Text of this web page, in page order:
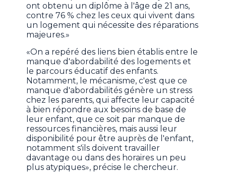
ont obtenu un diplôme à l'âge de 21 ans,
contre 76 % chez les ceux qui vivent dans
un logement qui nécessite des réparations
majeures.»
«On a repéré des liens bien établis entre le
manque d'abordabilité des logements et
le parcours éducatif des enfants.
Notamment, le mécanisme, c'est que ce
manque d'abordabilités génère un stress
chez les parents, qui affecte leur capacité
à bien répondre aux besoins de base de
leur enfant, que ce soit par manque de
ressources financières, mais aussi leur
disponibilité pour être auprès de l'enfant,
notamment s'ils doivent travailler
davantage ou dans des horaires un peu
plus atypiques», précise le chercheur.